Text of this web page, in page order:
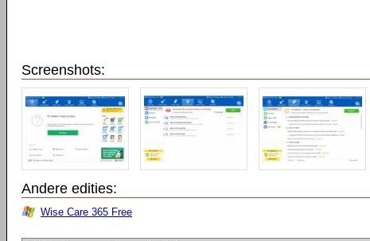
Screenshots:
Andere edities:
Wise Care 365 Free